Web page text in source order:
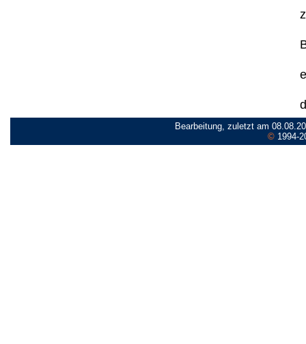
Bearbeitung, zuletzt am
©1994-